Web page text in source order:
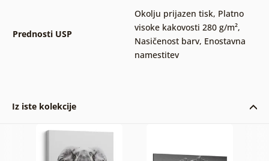
Prednosti USP
Okolju prijazen tisk, Platno
visoke kakovosti 280 g/m²,
Nasičenost barv, Enostavna
namestitev
Iz iste kolekcije